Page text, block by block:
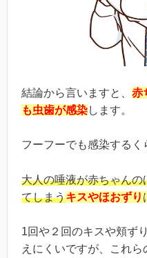
結論から言いますと、 赤
も虫歯が感染します。
フーフーでも感染するく
大人の唾液が赤ちゃん
てしまうキスやほおずり
1回や２回のキスや頬ず
えにくいですが、これ